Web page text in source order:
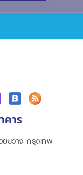
คาร
ขวาง กรุงเทพ